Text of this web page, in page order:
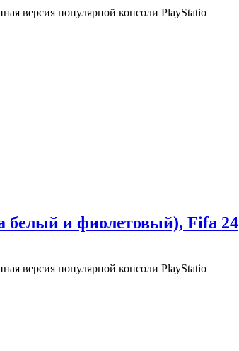
версия популярной консоли PlayStatio
белый и фиолетовый), Fifa 24
версия популярной консоли PlayStatio